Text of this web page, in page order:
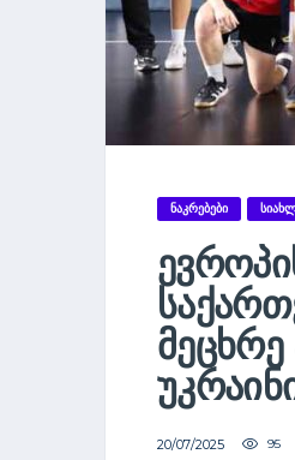
ᲜᲐᲙᲠᲔᲑᲔᲑᲘ
20/07/2025 95